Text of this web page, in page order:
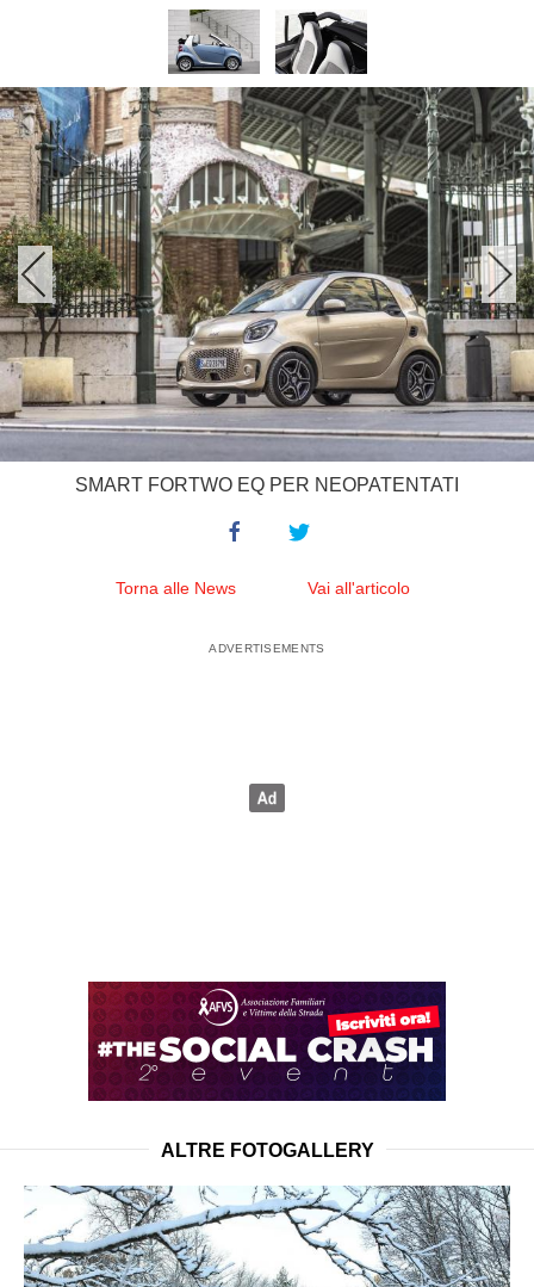
SMART FORTWO EQ PER NEOPATENTATI
Torna alle News Vai all'articolo
ALTRE FOTOGALLERY